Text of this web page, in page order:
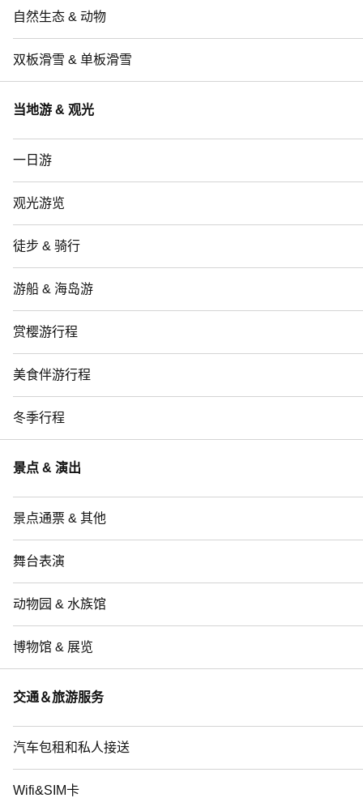
自然生态 & 动物
双板滑雪 & 单板滑雪
当地游 & 观光
一日游
观光游览
徒步 & 骑行
游船 & 海岛游
赏樱游行程
美食伴游行程
冬季行程
景点 & 演出
景点通票 & 其他
舞台表演
动物园 & 水族馆
博物馆 & 展览
交通＆旅游服务
汽车包租和私人接送
Wifi&SIM卡